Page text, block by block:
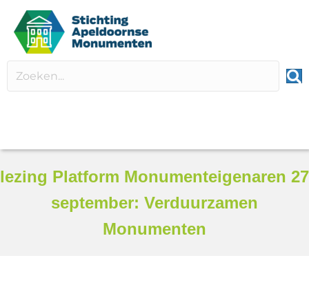
lezing Platform Monumenteigenaren 27
september: Verduurzamen
Monumenten